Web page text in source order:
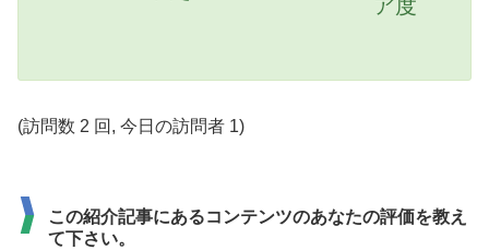
ア度
(訪問数 2 回, 今日の訪問者 1)
この紹介記事にあるコンテンツのあなたの評価を教え
て下さい。